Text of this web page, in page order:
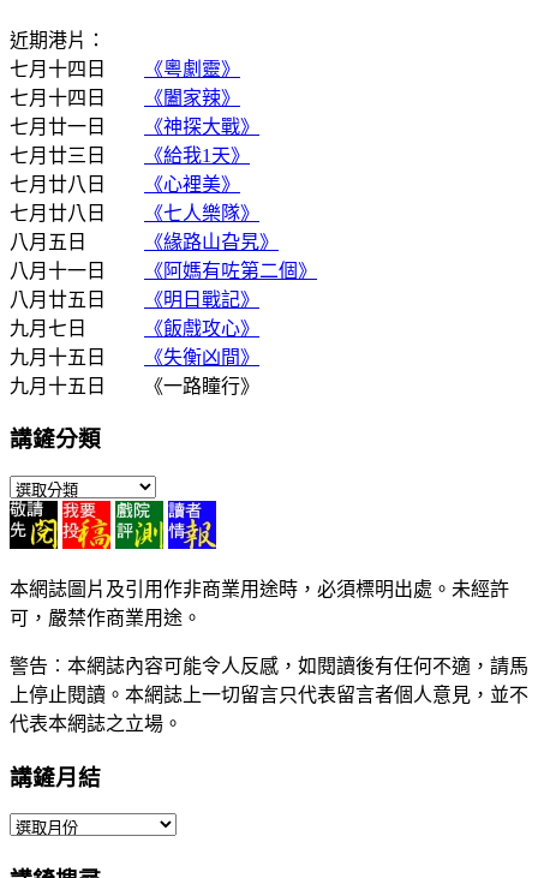
近期港片：
七月十四日
《粵劇靈》
七月十四日
《闔家辣》
七月廿一日
《神探大戰》
七月廿三日
《給我1天》
七月廿八日
《心裡美》
七月廿八日
《七人樂隊》
八月五日
《緣路山旮旯》
八月十一日
《阿媽有咗第二個》
八月廿五日
《明日戰記》
九月七日
《飯戲攻心》
九月十五日
《失衡凶間》
九月十五日 《一路瞳行》
講鏟分類
講
鏟
分
類
本網誌圖片及引用作非商業用途時，必須標明出處。未經許
可，嚴禁作商業用途。
警告︰本網誌內容可能令人反感，如閱讀後有任何不適，請馬
上停止閱讀。本網誌上一切留言只代表留言者個人意見，並不
代表本網誌之立場。
講鏟月結
講